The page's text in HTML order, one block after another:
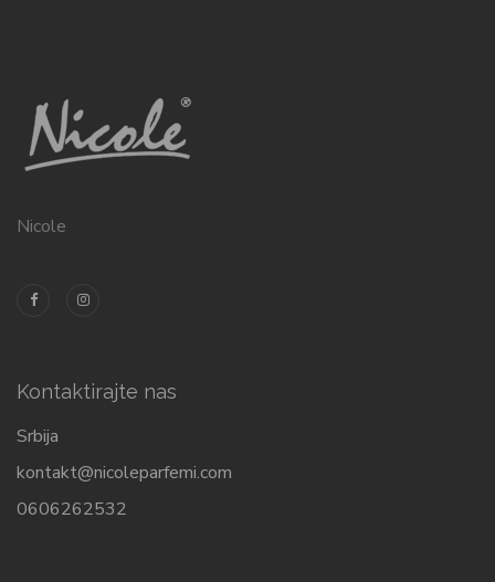
Nicole
Kontaktirajte nas
Srbija
kontakt@nicoleparfemi.com
0606262532